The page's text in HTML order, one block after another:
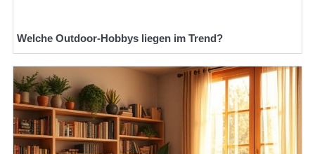
Welche Outdoor-Hobbys liegen im Trend?